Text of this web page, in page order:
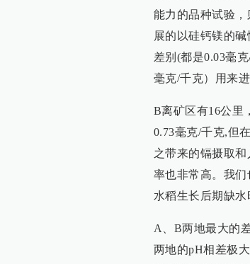
能力的品种试验
展的以硅钙镁的
差别(都是0.03毫
毫克/千克）用来
B离矿区有16公里
0.73毫克/千克,但
之带来的镉摄取
率也非常高。我
水稻生长后期缺水
A、B两地最大的
两地的pH相差极